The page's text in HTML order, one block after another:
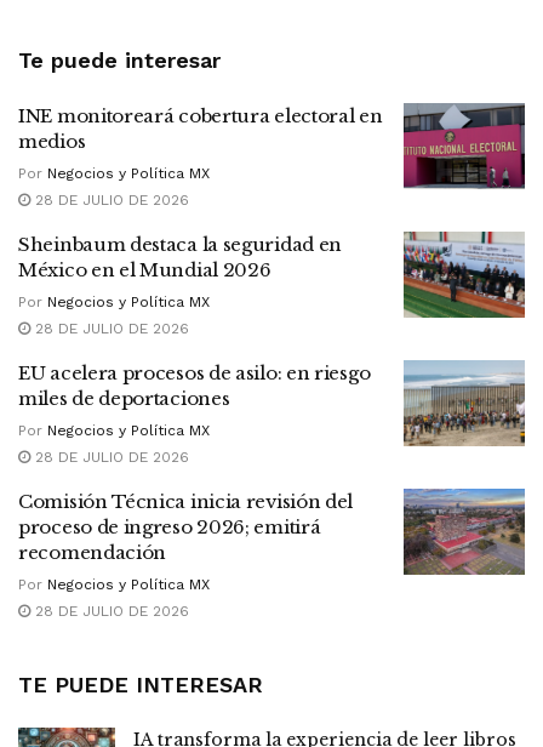
Te puede interesar
INE monitoreará cobertura electoral en
medios
Por Negocios y Política MX
28 DE JULIO DE 2026
Sheinbaum destaca la seguridad en
México en el Mundial 2026
Por Negocios y Política MX
28 DE JULIO DE 2026
EU acelera procesos de asilo: en riesgo
miles de deportaciones
Por Negocios y Política MX
28 DE JULIO DE 2026
Comisión Técnica inicia revisión del
proceso de ingreso 2026; emitirá
recomendación
Por Negocios y Política MX
28 DE JULIO DE 2026
TE PUEDE INTERESAR
IA transforma la experiencia de leer libros